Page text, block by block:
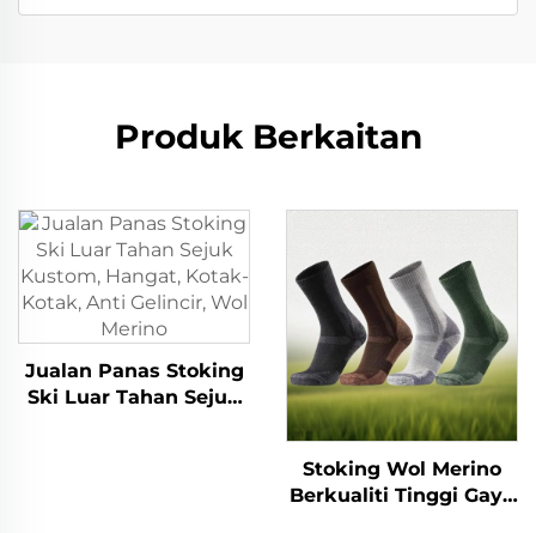
Produk Berkaitan
Jualan Panas Stoking
Ski Luar Tahan Sejuk
Stoking Wol Merino
Berkualiti Tinggi Gaya